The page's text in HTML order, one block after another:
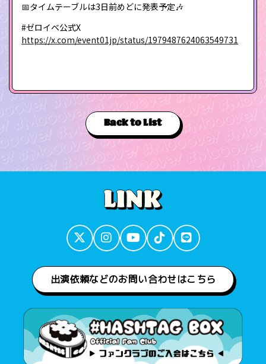
📅タイムテーブルは3日前めどに発表予定🎶
#ゼロイベ公式X
https://x.com/event01jp/status/1979487624063549731
Back to List
出演依頼などのお問い合わせはこちら